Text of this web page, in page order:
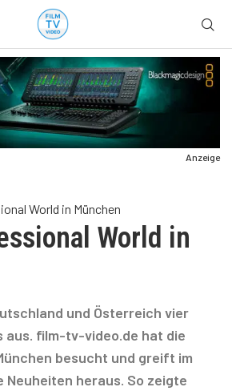
Anzeige
World in München
World in
und Österreich vier
aus. film-tv-video.de hat die
besucht und greift im
Neuheiten heraus. So zeigte